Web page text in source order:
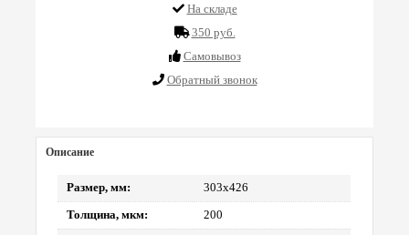
На складе
350 руб.
Cамовывоз
Обратный звонок
Описание
Размер, мм: 303х426
Толщина, мкм: 200